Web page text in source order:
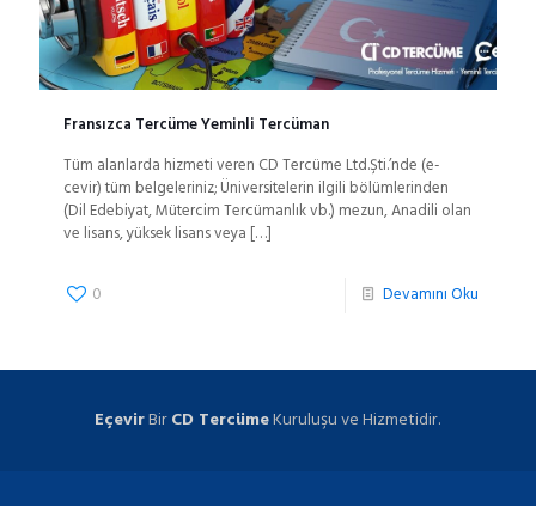
Fransızca Tercüme Yeminli Tercüman
Tüm alanlarda hizmeti veren CD Tercüme Ltd.Şti.’nde (e-
cevir) tüm belgeleriniz; Üniversitelerin ilgili bölümlerinden
(Dil Edebiyat, Mütercim Tercümanlık vb.) mezun, Anadili olan
ve lisans, yüksek lisans veya […]
0 Devamını Oku
EçevirBirCD TercümeKuruluşu ve Hizmetidir.